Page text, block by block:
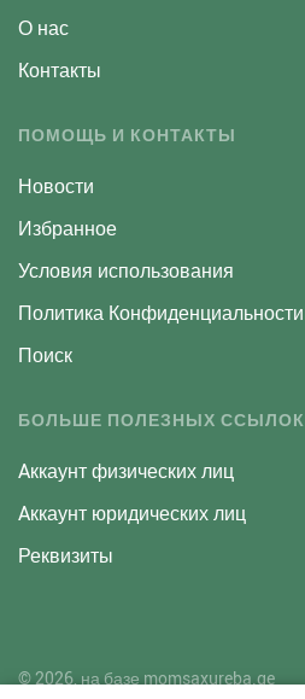
О нас
Контакты
ПОМОЩЬ И КОНТАКТЫ
Новости
Избранное
Условия использования
Политика Конфиденциальности
Поиск
БОЛЬШЕ ПОЛЕЗНЫХ ССЫЛОК
Aккаунт физических лиц
Aккаунт юридических лиц
Реквизиты
© 2026, на базе momsaxureba.ge